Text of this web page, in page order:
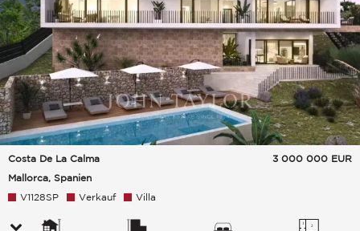
Costa De La Calma
Mallorca, Spanien
3 000 000 EUR
V1128SP Verkauf Villa